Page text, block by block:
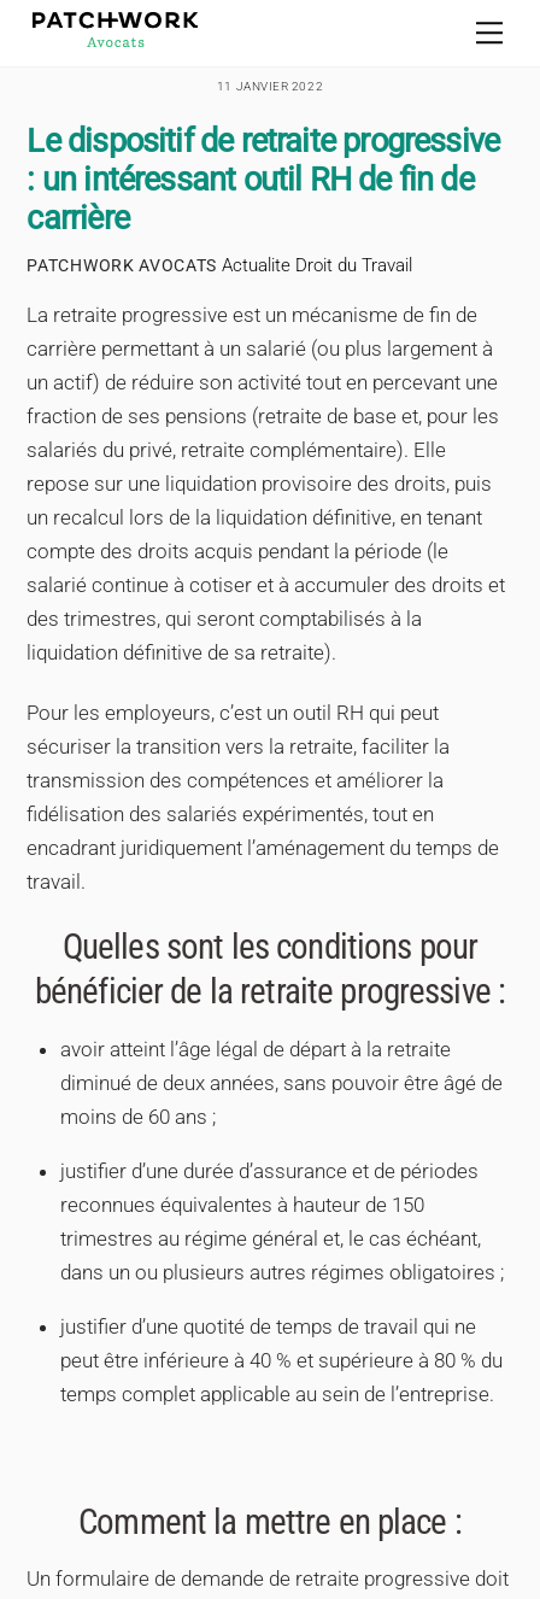
Skip
11 JANVIER 2022
Le dispositif de retraite progressive
: un intéressant outil RH de fin de
carrière
PATCHWORK AVOCATS Actualite Droit du Travail
La retraite progressive est un mécanisme de fin de
carrière permettant à un salarié (ou plus largement à
un actif) de réduire son activité tout en percevant une
fraction de ses pensions (retraite de base et, pour les
salariés du privé, retraite complémentaire). Elle
repose sur une liquidation provisoire des droits, puis
un recalcul lors de la liquidation définitive, en tenant
compte des droits acquis pendant la période (le
salarié continue à cotiser et à accumuler des droits et
des trimestres, qui seront comptabilisés à la
liquidation définitive de sa retraite).
Pour les employeurs, c’est un outil RH qui peut
sécuriser la transition vers la retraite, faciliter la
transmission des compétences et améliorer la
fidélisation des salariés expérimentés, tout en
encadrant juridiquement l’aménagement du temps de
travail.
Quelles sont les conditions pour
bénéficier de la retraite progressive :
avoir atteint l’âge légal de départ à la retraite
diminué de deux années, sans pouvoir être âgé de
moins de 60 ans ;
justifier d’une durée d’assurance et de périodes
reconnues équivalentes à hauteur de 150
trimestres au régime général et, le cas échéant,
dans un ou plusieurs autres régimes obligatoires ;
justifier d’une quotité de temps de travail qui ne
peut être inférieure à 40 % et supérieure à 80 % du
temps complet applicable au sein de l’entreprise.
Comment la mettre en place :
Un formulaire de demande de retraite progressive doit